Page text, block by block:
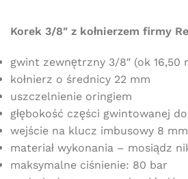
Korek 3/8″ z kołnierzem firmy
gwint zewnętrzny 3/8″ (ok
kołnierz o średnicy 22 mm
uszczelnienie oringiem
głębokość części gwintowanej
wejście na klucz imbusowy 8 mm
materiał wykonania – mosiądz
maksymalne ciśnienie: 80 bar